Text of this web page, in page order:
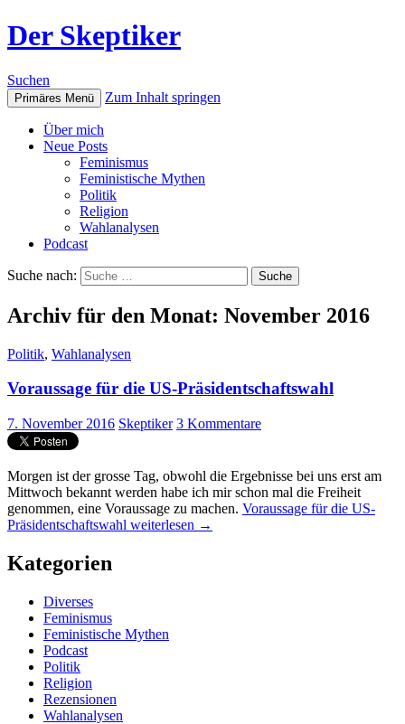
Der Skeptiker
Suchen
Primäres Menü Zum Inhalt springen
Über mich
Neue Posts
Feminismus
Feministische Mythen
Politik
Religion
Wahlanalysen
Podcast
Suche nach:
Archiv für den Monat: November 2016
Politik, Wahlanalysen
Voraussage für die US-Präsidentschaftswahl
7. November 2016 Skeptiker 3 Kommentare
Morgen ist der grosse Tag, obwohl die Ergebnisse bei uns erst am
Mittwoch bekannt werden habe ich mir schon mal die Freiheit
genommen, eine Voraussage zu machen. Voraussage für die US-
Präsidentschaftswahl weiterlesen →
Kategorien
Diverses
Feminismus
Feministische Mythen
Podcast
Politik
Religion
Rezensionen
Wahlanalysen